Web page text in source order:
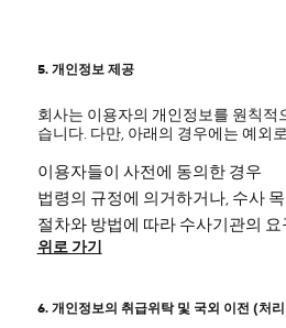
5. 개인정보 제공
회사는 이용자의 개인정보를 원칙적
습니다. 다만, 아래의 경우에는 예외
이용자들이 사전에 동의한 경우
법령의 규정에 의거하거나, 수사
절차와 방법에 따라 수사기관의
위로 가기
6. 개인정보의 취급위탁 및 국외 이전 (처